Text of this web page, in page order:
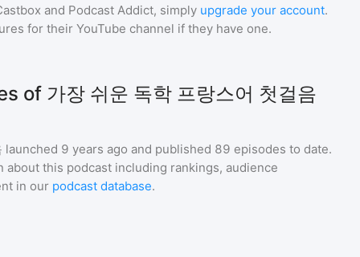
and Podcast Addict, simply upgrade your account.
for their YouTube channel if they have one.
of 가장 쉬운 독학 프랑스어 첫걸음
launched 9 years ago and published 89 episodes to date.
about this podcast including rankings, audience
in our podcast database.